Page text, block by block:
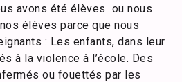
avons été élèves ou nous
élèves parce que nous
: Les enfants, dans leur
à la violence à l’école. Des
ou fouettés par les